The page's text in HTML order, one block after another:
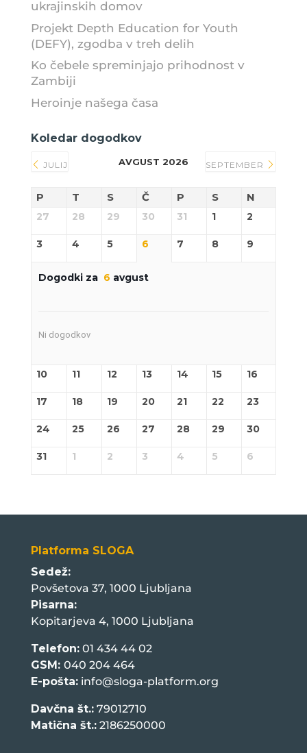
ukrajinskih domov
Projekt Depth Education for Youth
(DEFY), zgodba v treh delih
Ko čebele spreminjajo prihodnost v
Zambiji
Heroinje našega časa
Koledar dogodkov
JULIJ AVGUST 2026 SEPTEMBER
P T S Č P S N
27 28 29 30 31 1 2
3 4 5 6 7 8 9
Dogodki za 6 avgust
Ni dogodkov
10 11 12 13 14 15 16
17 18 19 20 21 22 23
24 25 26 27 28 29 30
31 1 2 3 4 5 6
Platforma SLOGA
Sedež:
Povšetova 37, 1000 Ljubljana
Pisarna:
Kopitarjeva 4, 1000 Ljubljana
Telefon:01 434 44 02
GSM: 040 204 464
E-pošta: info@sloga-platform.org
Davčna št.:79012710
Matična št.:2186250000